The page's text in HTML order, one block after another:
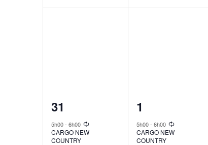
1
event,
31
5h00- 6h00
CARGO NEW
COUNTRY
1
event,
1
5h00- 6h00
CARGO NEW
COUNTRY